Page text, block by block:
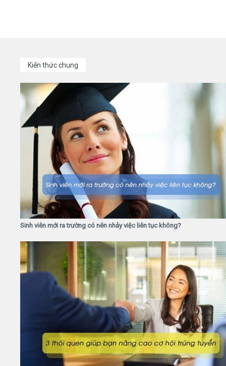
Kiến thức chung
Sinh viên mới ra trường có nên nhảy việc liên tục không?